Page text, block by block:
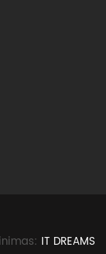
IT DREAMS